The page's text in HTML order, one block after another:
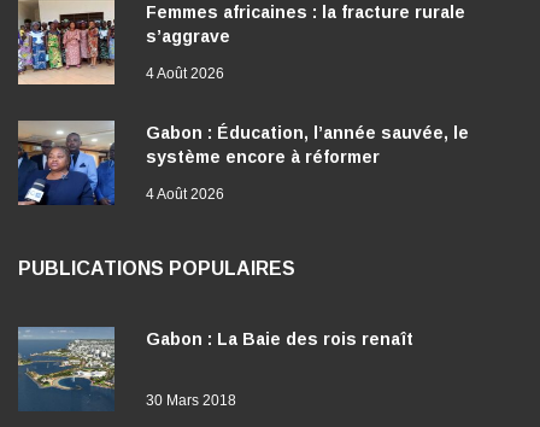
Femmes africaines : la fracture rurale
s’aggrave
4 Août 2026
Gabon : Éducation, l’année sauvée, le
système encore à réformer
4 Août 2026
PUBLICATIONS POPULAIRES
Gabon : La Baie des rois renaît
30 Mars 2018